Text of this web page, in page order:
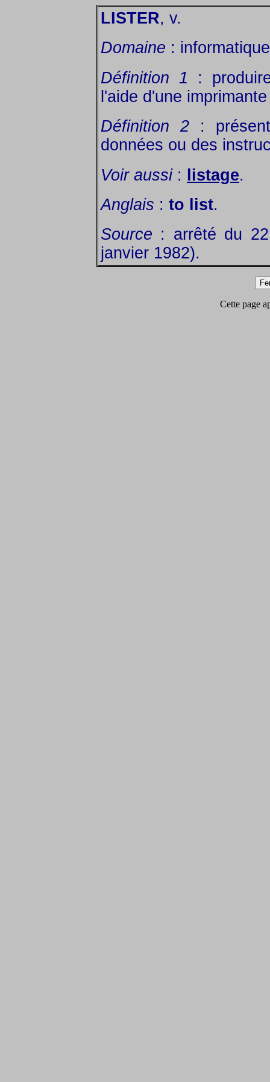
LISTER, v.
Domaine :
Définition 1 :
l'aide d'une
Définition 2 :
données ou des
Voir aussi: listage.
Anglais : to list.
Source : arrêté du
janvier 1982).
Cette page